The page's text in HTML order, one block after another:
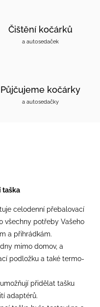
Čištění kočárků
a autosedaček
Půjčujeme kočárky
a autosedačky
taška
celodenní přebalovací
všechny potřeby Vašeho
a přihrádkám.
mimo domov, a
podložku a také termo-
přidělat tašku
adaptérů.